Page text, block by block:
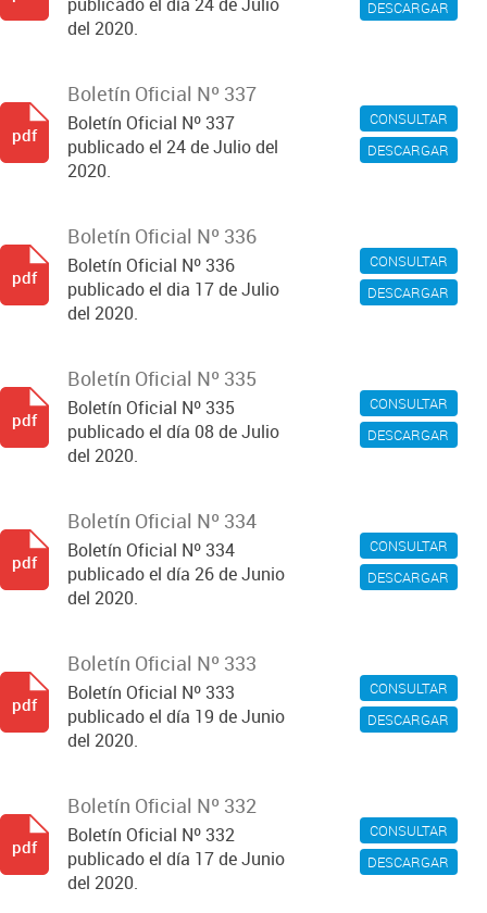
DESCARGAR
del 2020.
CONSULTAR
DESCARGAR
Boletín Oficial Nº 337
Boletín Oficial Nº 337
publicado el 24 de Julio del
2020.
pdf
CONSULTAR
DESCARGAR
Boletín Oficial Nº 336
Boletín Oficial Nº 336
publicado el dia 17 de Julio
del 2020.
pdf
CONSULTAR
DESCARGAR
Boletín Oficial Nº 335
Boletín Oficial Nº 335
publicado el día 08 de Julio
del 2020.
pdf
CONSULTAR
DESCARGAR
Boletín Oficial Nº 334
Boletín Oficial Nº 334
publicado el día 26 de Junio
del 2020.
pdf
CONSULTAR
DESCARGAR
Boletín Oficial Nº 333
Boletín Oficial Nº 333
publicado el día 19 de Junio
del 2020.
pdf
CONSULTAR
DESCARGAR
Boletín Oficial Nº 332
Boletín Oficial Nº 332
publicado el día 17 de Junio
del 2020.
pdf